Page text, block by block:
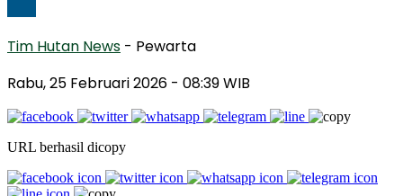
Tim Hutan News - Pewarta
Rabu, 25 Februari 2026 - 08:39 WIB
URL berhasil dicopy